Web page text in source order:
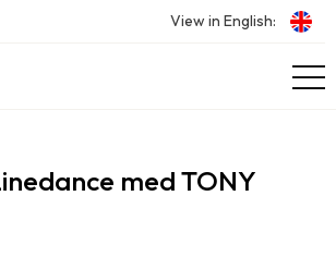
View in English:
med TONY